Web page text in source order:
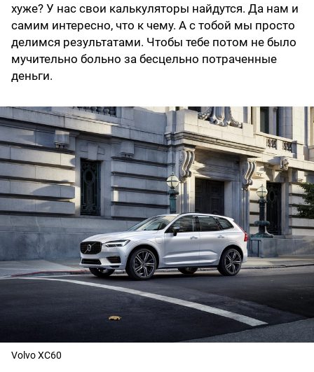
хуже? У нас свои калькуляторы найдутся. Да нам и
самим интересно, что к чему. А с тобой мы просто
делимся результатами. Чтобы тебе потом не было
мучительно больно за бесцельно потраченные
деньги.
Volvo XC60